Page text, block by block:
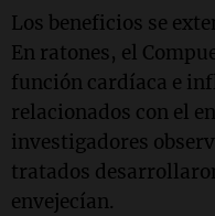
Los beneficios se
En ratones, el
función cardíaca e
relacionados con el
investigadores
tratados
envejecían.